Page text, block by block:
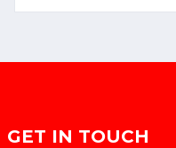
GET IN TOUCH